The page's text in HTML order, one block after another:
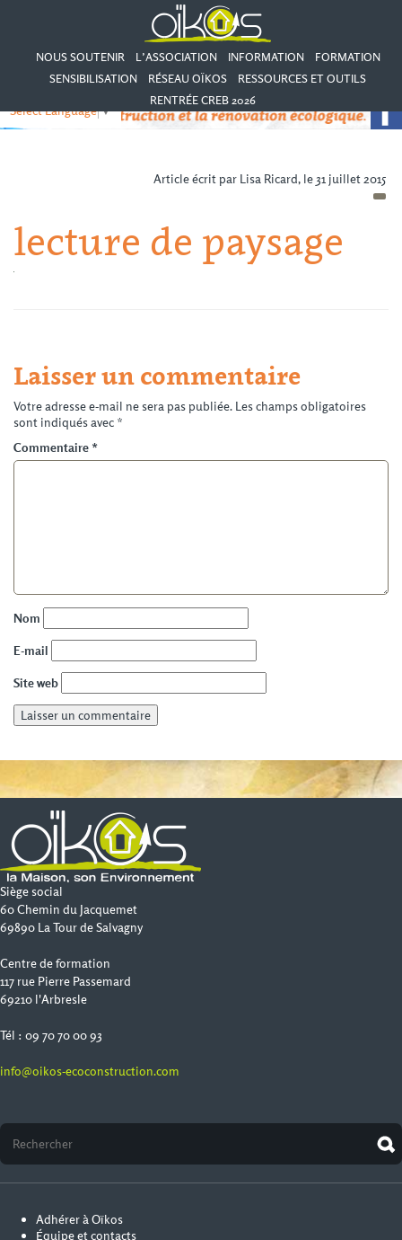
NOUS SOUTENIR L’ASSOCIATION INFORMATION
FORMATION
SENSIBILISATION
RÉSEAU OÏKOS
RESSOURCES ET OUTILS
RENTRÉE CREB 2026
Select Language▼
Article écrit par Lisa Ricard, le 31 juillet 2015
lecture de paysage
Laisser un commentaire
Votre adresse e-mail ne sera pas publiée. Les champs obligatoires
sont indiqués avec *
Commentaire *
Nom
E-mail
Site web
Siège social
60 Chemin du Jacquemet
69890 La Tour de Salvagny
Centre de formation
117 rue Pierre Passemard
69210 l'Arbresle
Tél : 09 70 70 00 93
info@oikos-ecoconstruction.com
Adhérer à Oïkos
Équipe et contacts